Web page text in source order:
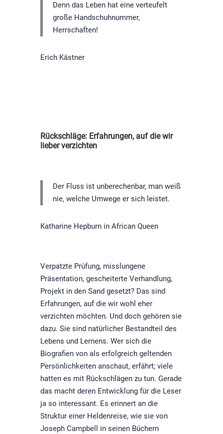
Denn das Leben hat eine verteufelt
große Handschuhnummer,
Herrschaften!
Erich Kästner
Rückschläge: Erfahrungen, auf die wir
lieber verzichten
Der Fluss ist unberechenbar, man weiß
nie, welche Umwege er sich leistet.
Katharine Hepburn in African Queen
Verpatzte Prüfung, misslungene
Präsentation, gescheiterte Verhandlung,
Projekt in den Sand gesetzt? Das sind
Erfahrungen, auf die wir wohl eher
verzichten möchten. Und doch gehören sie
dazu. Sie sind natürlicher Bestandteil des
Lebens und Lernens. Wer sich die
Biografien von als erfolgreich geltenden
Persönlichkeiten anschaut, erfährt; viele
hatten es mit Rückschlägen zu tun. Gerade
das macht deren Entwicklung für die Leser
ja so interessant. Es erinnert an die
Struktur einer Heldenreise, wie sie von
Joseph Campbell in seinen Büchern